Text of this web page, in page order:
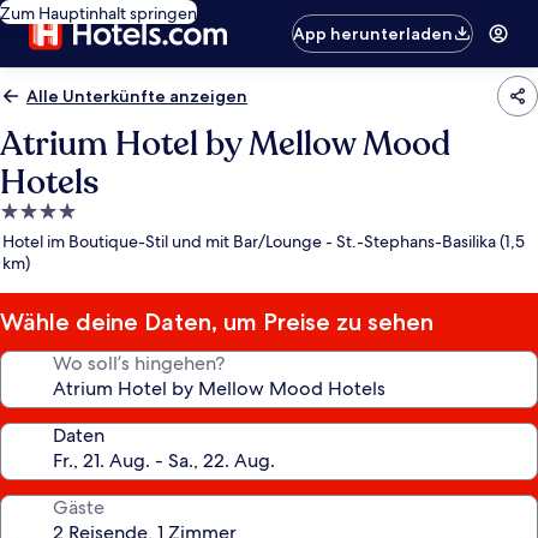
Zum Hauptinhalt springen
App herunterladen
Alle Unterkünfte anzeigen
Atrium Hotel by Mellow Mood
Hotels
4.0-
Sterne-
Unterkunft
Hotel im Boutique-Stil und mit Bar/Lounge - St.-Stephans-Basilika (1,5
km)
Wähle deine Daten, um Preise zu sehen
Wo soll’s hingehen?
Daten
Gäste